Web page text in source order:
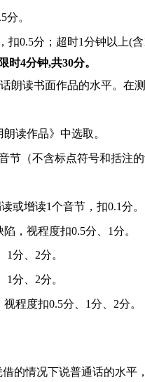
分。
扣0.5分；超时1分钟以上(
限时4分钟,共30分。
朗读书面作品的水平。在
读作品》中选取。
节（不含标点符号和括注
或增读1个音节，扣0.1分。
，视程度扣0.5分、1分。
分、2分。
分、2分。
程度扣0.5分、1分、2分。
的情况下说普通话的水